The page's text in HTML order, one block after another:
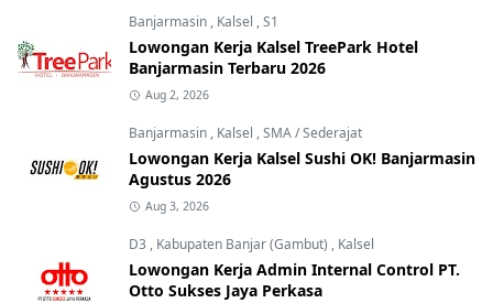
Banjarmasin , Kalsel ,S1
Lowongan Kerja Kalsel TreePark Hotel
Banjarmasin Terbaru 2026
Aug 2, 2026
Banjarmasin , Kalsel ,SMA / Sederajat
Lowongan Kerja Kalsel Sushi OK! Banjarmasin
Agustus 2026
Aug 3, 2026
D3 , Kabupaten Banjar (Gambut) , Kalsel
Lowongan Kerja Admin Internal Control PT.
Otto Sukses Jaya Perkasa